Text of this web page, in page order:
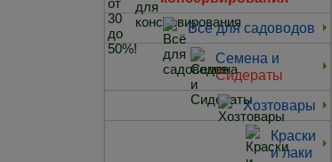
Всё для садоводов
Семена и
Сидераты
Хозтовары
Краски
и лаки